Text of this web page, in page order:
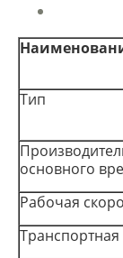
Тип
основного
Рабочая
Транспортная